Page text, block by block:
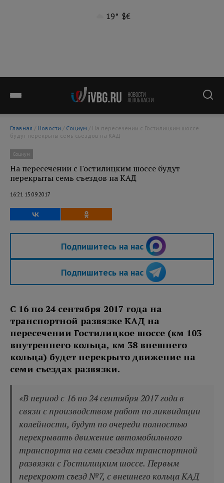
19° $€
Главная / Новости / Социум
будут перекрыты семь съездов на КАД
Социум
На пересечении с Гостилицким шоссе будут
перекрыты семь съездов на КАД
16:21 15.09.2017
Подпишитесь на нас
Подпишитесь на нас
С 16 по 24 сентября 2017 года на
транспортной развязке КАД на
пересечении Гостилицкое шоссе (км 103
внутреннего кольца, км 38 внешнего
кольца) будет перекрыто движение на
семи съездах развязки.
«В период с 16 по 24 сентября 2017 года в
связи с производством работ по ликвидации
колейности, будут по очереди полностью
перекрывать движение автомобильного
транспорта на семи съездах транспортной
развязки с Гостилицким шоссе. Первым
перекроют съезд №7, с внешнего кольца КАД